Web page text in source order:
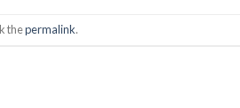
thepermalink.